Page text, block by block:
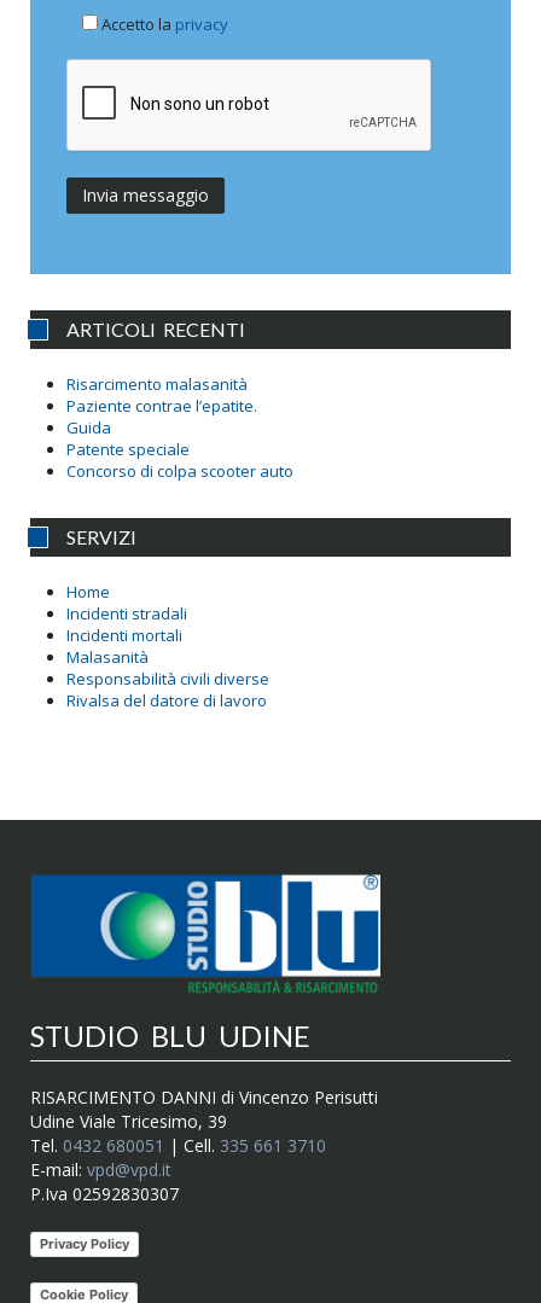
Accetto la privacy
ARTICOLI RECENTI
Risarcimento malasanità
Paziente contrae l’epatite.
Guida
Patente speciale
Concorso di colpa scooter auto
SERVIZI
Home
Incidenti stradali
Incidenti mortali
Malasanità
Responsabilità civili diverse
Rivalsa del datore di lavoro
STUDIO BLU UDINE
RISARCIMENTO DANNI di Vincenzo Perisutti
Udine Viale Tricesimo, 39
Tel. 0432 680051 | Cell. 335 661 3710
E-mail: vpd@vpd.it
P.Iva 02592830307
Privacy Policy
Cookie Policy